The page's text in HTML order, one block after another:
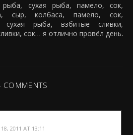
сыр, колбаса, памело, сок,
сухая рыба, взбитые сливки,
сок… я отлично провёл день.
COMMENTS
18, 2011 AT 13:11